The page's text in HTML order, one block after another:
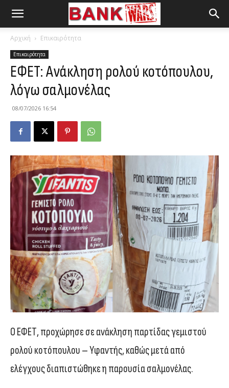
Αρχική Επικαιρότητα
Επικαιρότητα
ΕΦΕΤ: Ανάκληση ρολού κοτόπουλου,
λόγω σαλμονέλας
08/07/2026 16:54
Ο ΕΦΕΤ, προχώρησε σε ανάκληση παρτίδας γεμιστού
ρολού κοτόπουλου – Υφαντής, καθώς μετά από
ελέγχους διαπιστώθηκε η παρουσία σαλμονέλας.